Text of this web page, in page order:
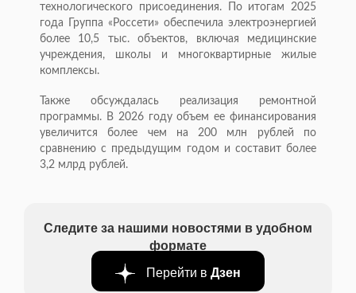
технологического присоединения. По итогам 2025
года Группа «Россети» обеспечила электроэнергией
более 10,5 тыс. объектов, включая медицинские
учреждения, школы и многоквартирные жилые
комплексы.
Также обсуждалась реализация ремонтной
программы. В 2026 году объем ее финансирования
увеличится более чем на 200 млн рублей по
сравнению с предыдущим годом и составит более
3,2 млрд рублей.
Следите за нашими новостями в удобном
формате
Перейти в Дзен